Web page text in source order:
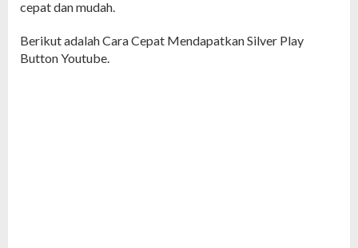
cepat dan mudah.
Berikut adalah Cara Cepat Mendapatkan Silver Play
Button Youtube.